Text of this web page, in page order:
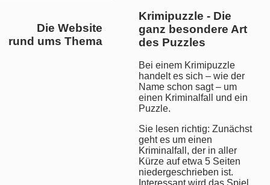
Die Website
rund ums Thema
Krimipuzzle - Die
ganz besondere Art
des Puzzles
Bei einem Krimipuzzle
handelt es sich – wie der
Name schon sagt – um
einen Kriminalfall und ein
Puzzle.
Sie lesen richtig: Zunächst
geht es um einen
Kriminalfall, der in aller
Kürze auf etwa 5 Seiten
niedergeschrieben ist.